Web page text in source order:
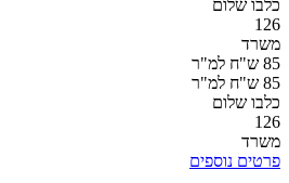
כלבו שלום
126
משרד
85 ש"ח למ"ר
85 ש"ח למ"ר
כלבו שלום
126
משרד
פרטים נוספים